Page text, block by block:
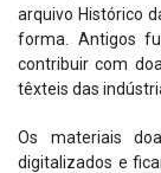
arquivo Histórico
forma. Antigos
contribuir com
têxteis das
Os materiais
digitalizados e